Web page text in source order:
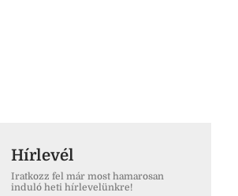
Hírlevél
Iratkozz fel már most hamarosan
induló heti hírlevelünkre!